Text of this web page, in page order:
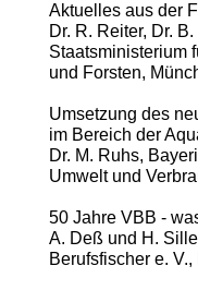
Aktuelles aus der
Dr. R. Reiter, Dr.
Staatsministerium
und Forsten,
Umsetzung des
im Bereich der
Dr. M. Ruhs,
Umwelt und
50 Jahre VBB -
A. Deß und H.
Berufsfischer e.